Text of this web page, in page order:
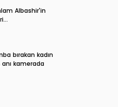
Albashir'in
bırakan kadın
kamerada